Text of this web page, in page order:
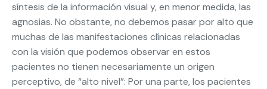
síntesis de la información visual y, en menor medida, las
agnosias. No obstante, no debemos pasar por alto que
muchas de las manifestaciones clínicas relacionadas
con la visión que podemos observar en estos
pacientes no tienen necesariamente un origen
perceptivo, de “alto nivel”: Por una parte, los pacientes